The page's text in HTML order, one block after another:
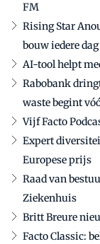
FM
Rising Star
bouw iedere
AI-tool helpt
Rabobank
waste begint
Vijf Facto
Expert
Europese prijs
Raad van
Ziekenhuis
Britt Breure
Facto Classic: